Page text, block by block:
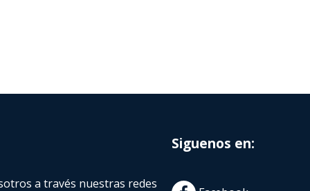
a través nuestras redes
Siguenos en: